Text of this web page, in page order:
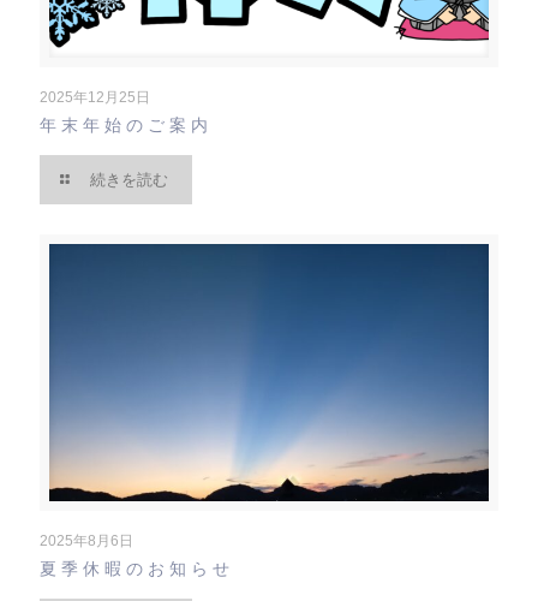
2025年12月25日
年末年始のご案内
続きを読む
2025年8月6日
夏季休暇のお知らせ